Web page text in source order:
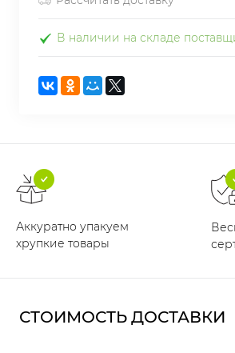
В наличии на складе
Аккуратно упакуем
хрупкие товары
СТОИМОСТЬ ДОСТАВКИ